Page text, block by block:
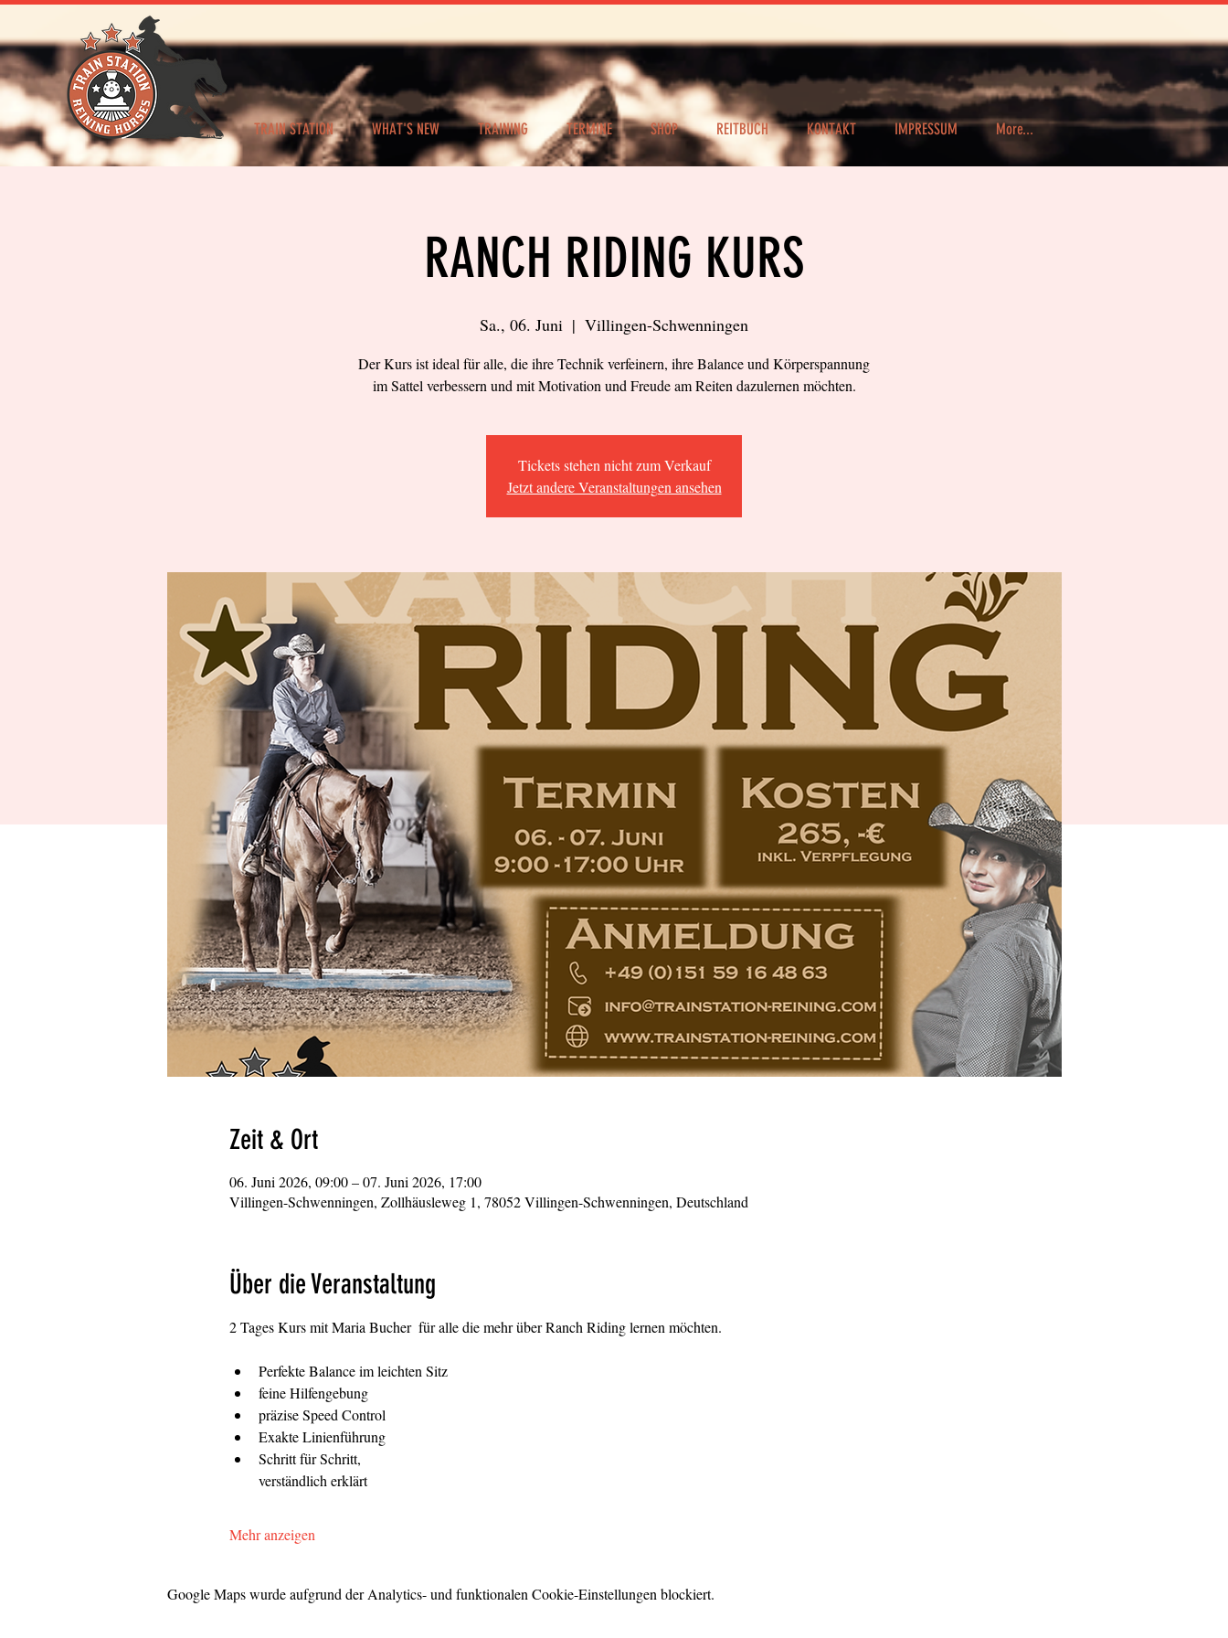
TRAIN STATION WHAT'S NEW TRAINING TERMINE SHOP REITBUCH KONTAKT IMPRESSUM More...
RANCH RIDING KURS
Sa., 06. Juni
  |
Villingen-Schwenningen
Der Kurs ist ideal für alle, die ihre Technik verfeinern, ihre Balance und Körperspannung
im Sattel verbessern und mit Motivation und Freude am Reiten dazulernen möchten.
Tickets stehen nicht zum Verkauf
Jetzt andere Veranstaltungen ansehen
Zeit & Ort
06. Juni 2026, 09:00 – 07. Juni 2026, 17:00
Villingen-Schwenningen, Zollhäusleweg 1, 78052 Villingen-Schwenningen, Deutschland
Über die Veranstaltung
2 Tages Kurs mit Maria Bucher  für alle die mehr über Ranch Riding lernen möchten.
Perfekte Balance im leichten Sitz
feine Hilfengebung
präzise Speed Control
Exakte Linienführung
Schritt für Schritt,
verständlich erklärt
Mehr anzeigen
Google Maps wurde aufgrund der Analytics- und funktionalen Cookie-Einstellungen blockiert.